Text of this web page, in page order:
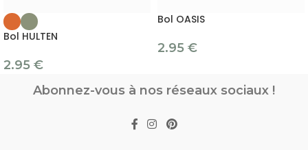
Bol HULTEN
2.95 €
Bol OASIS
2.95 €
Abonnez-vous à nos réseaux sociaux !